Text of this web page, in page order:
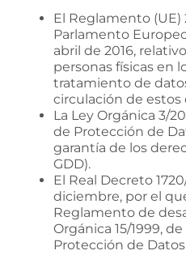
El Reglamento (UE)
Parlamento
abril de 2016,
personas físicas en
tratamiento de
circulación de estos
La Ley Orgánica 3/
de Protección de
garantía de los
GDD).
El Real Decreto
diciembre, por el
Reglamento de
Orgánica 15/1999,
Protección de